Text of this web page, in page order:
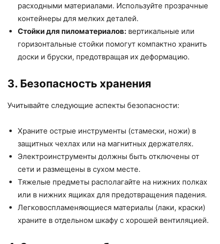
расходными материалами. Используйте прозрачные
контейнеры для мелких деталей.
Стойки для пиломатериалов: вертикальные или
горизонтальные стойки помогут компактно хранить
доски и бруски, предотвращая их деформацию.
3. Безопасность хранения
Учитывайте следующие аспекты безопасности:
Храните острые инструменты (стамески, ножи) в
защитных чехлах или на магнитных держателях.
Электроинструменты должны быть отключены от
сети и размещены в сухом месте.
Тяжелые предметы располагайте на нижних полках
или в нижних ящиках для предотвращения падения.
Легковоспламеняющиеся материалы (лаки, краски)
храните в отдельном шкафу с хорошей вентиляцией.